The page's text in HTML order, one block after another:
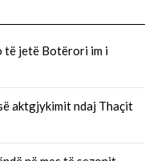
të jetë Botërori im i
aktgjykimit ndaj Thaçit